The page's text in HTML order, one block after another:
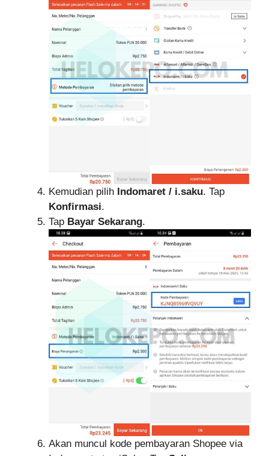
Kemudian pilih Indomaret / i.saku. Tap
Konfirmasi.
Tap Bayar Sekarang.
Akan muncul kode pembayaran Shopee via